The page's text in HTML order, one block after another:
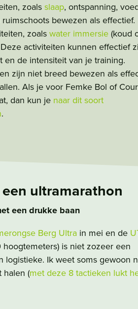
zoalsslaap, ontspanning,
bewezen als effectief.
zoals water immersie(koud
activiteiten kunnen effectief
en de intensiteit van je training.
zijn niet breed bewezen als
Als je voor Femke Bol of
dan kun je naar dit soort
.
ultramarathon
een drukke baan
Berg Ultrain mei en de
is niet zozeer een
logistieke. Ik weet soms gewoon
halen (met deze 8 tactieken lukt